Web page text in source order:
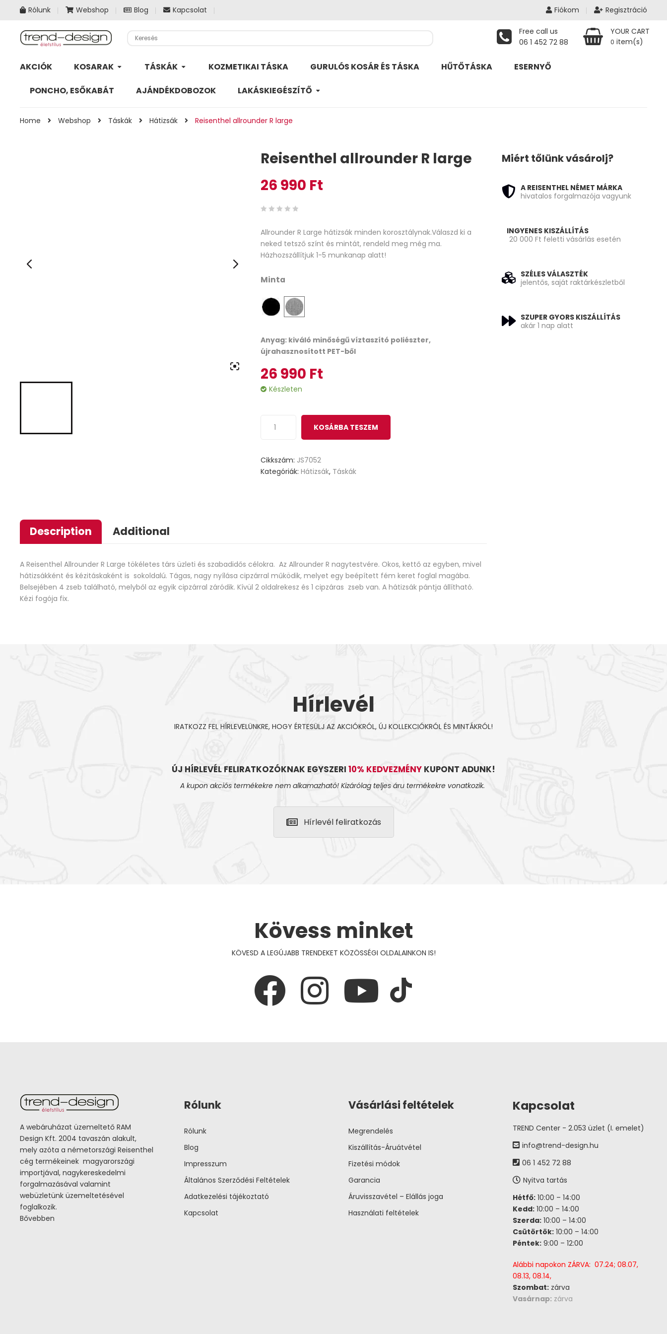
Rólunk Webshop Blog Kapcsolat Fiókom Regisztráció
Free call us
06 1 452 72 88
YOUR CART
0 item(s)
AKCIÓK KOSARAK TÁSKÁK KOZMETIKAI TÁSKA GURULÓS KOSÁR ÉS TÁSKA HŰTŐTÁSKA ESERNYŐ
PONCHO, ESŐKABÁT AJÁNDÉKDOBOZOK LAKÁSKIEGÉSZÍTŐ
Home Webshop Táskák Hátizsák Reisenthel allrounder R large
Reisenthel allrounder R large
26 990 Ft
out
of
based
customer
Allrounder R Large hátizsák minden korosztálynak.Válaszd ki a
neked tetsző színt és mintát, rendeld meg még ma.
Házhozszállítjuk 1-5 munkanap alatt!
Minta
Anyag: kiváló minőségű víztaszító poliészter,
újrahasznosított PET-ből
26 990 Ft
Készleten
KOSÁRBA TESZEM
Cikkszám: JS7052
Kategóriák:Hátizsák, Táskák
Description Additional
A Reisenthel Allrounder R Large tökéletes társ üzleti és szabadidős célokra. Az Allrounder R nagytestvére. Okos, kettő az egyben, mivel
hátizsákként és kézitáskaként is sokoldalú. Tágas, nagy nyílása cipzárral működik, melyet egy beépített fém keret foglal magába.
Belsejében 4 zseb található, melyből az egyik cipzárral záródik. Kívül 2 oldalrekesz és 1 cipzáras zseb van. A hátizsák pántja állítható.
Kézi fogója fix.
Miért tőlünk vásárolj?
A REISENTHEL NÉMET MÁRKA
hivatalos forgalmazója vagyunk
INGYENES KISZÁLLÍTÁS
20 000 Ft feletti vásárlás esetén
SZÉLES VÁLASZTÉK
jelentős, saját raktárkészletből
SZUPER GYORS KISZÁLLÍTÁS
akár 1 nap alatt
Hírlevél
IRATKOZZ FEL HÍRLEVELÜNKRE, HOGY ÉRTESÜLJ AZ AKCIÓKRÓL, ÚJ KOLLEKCIÓKRÓL ÉS MINTÁKRÓL!
ÚJ HÍRLEVÉL FELIRATKOZÓKNAK EGYSZERI 10% KEDVEZMÉNY KUPONT ADUNK!
A kupon akciós termékekre nem alkamazható! Kizárólag teljes áru termékekre vonatkozik.
Hírlevél feliratkozás
Kövess minket
KÖVESD A LEGÚJABB TRENDEKET KÖZÖSSÉGI OLDALAINKON IS!
A webáruházat üzemeltető RAM
Design Kft. 2004 tavaszán alakult,
mely azóta a németországi Reisenthel
cég termékeinek magyarországi
importjával, nagykereskedelmi
forgalmazásával valamint
webüzletünk üzemeltetésével
foglalkozik.
Bővebben
Rólunk
Rólunk
Blog
Impresszum
Általános Szerződési Feltételek
Adatkezelési tájékoztató
Kapcsolat
Vásárlási feltételek
Megrendelés
Kiszállítás-Áruátvétel
Fizetési módok
Garancia
Áruvisszavétel – Elállás joga
Használati feltételek
Kapcsolat
TREND Center - 2.053 üzlet (I. emelet)
info@trend-design.hu
06 1 452 72 88
Nyitva tartás
Hétfő: 10:00 – 14:00
Kedd: 10:00 – 14:00
Szerda: 10:00 – 14:00
Csütörtök: 10:00 – 14:00
Péntek: 9:00 – 12:00
Alábbi napokon ZÁRVA: 07.24; 08.07,
08.13, 08.14,
Szombat: zárva
Vasárnap: zárva